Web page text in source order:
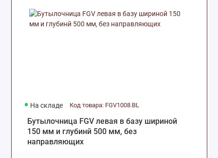
На складе Код товара: FGV1008.BL
Бутылочница FGV левая в базу шириной
150 мм и глубинй 500 мм, без
направляющих